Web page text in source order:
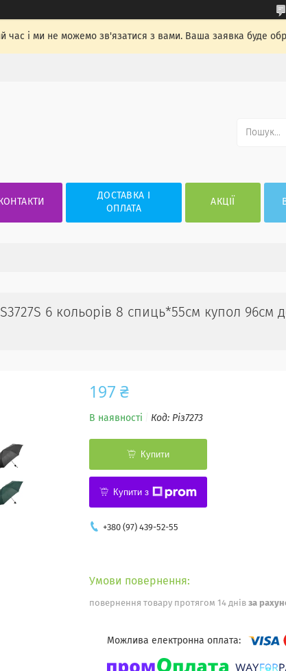
час і ми не можемо зв'язатися з вами. Ваша заявка буде
КОНТАКТИ
ДОСТАВКА І
ОПЛАТА
АКЦІЇ
6 кольорів 8 спиць*55см купол 96см
197 ₴
В наявності Код: Різ7273
Купити
Купити з
+380 (97) 439-52-55
повернення товару протягом 14 днів за